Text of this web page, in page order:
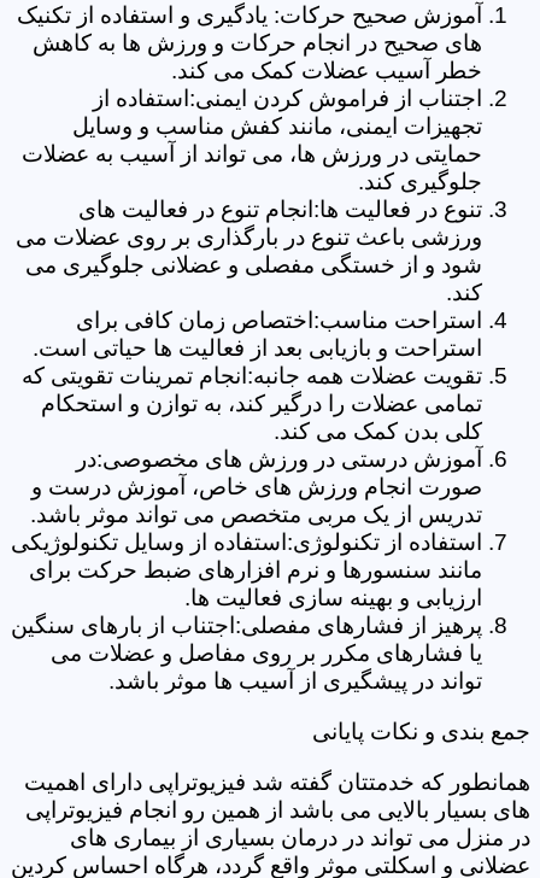
آموزش صحیح حرکات: یادگیری و استفاده از تکنیک
های صحیح در انجام حرکات و ورزش ها به کاهش
خطر آسیب عضلات کمک می کند.
اجتناب از فراموش کردن ایمنی:استفاده از
تجهیزات ایمنی، مانند کفش مناسب و وسایل
حمایتی در ورزش ها، می تواند از آسیب به عضلات
جلوگیری کند.
تنوع در فعالیت ها:انجام تنوع در فعالیت های
ورزشی باعث تنوع در بارگذاری بر روی عضلات می
شود و از خستگی مفصلی و عضلانی جلوگیری می
کند.
استراحت مناسب:اختصاص زمان کافی برای
استراحت و بازیابی بعد از فعالیت ها حیاتی است.
تقویت عضلات همه جانبه:انجام تمرینات تقویتی که
تمامی عضلات را درگیر کند، به توازن و استحکام
کلی بدن کمک می کند.
آموزش درستی در ورزش های مخصوصی:در
صورت انجام ورزش های خاص، آموزش درست و
تدریس از یک مربی متخصص می تواند موثر باشد.
استفاده از تکنولوژی:استفاده از وسایل تکنولوژیکی
مانند سنسورها و نرم افزارهای ضبط حرکت برای
ارزیابی و بهینه سازی فعالیت ها.
پرهیز از فشارهای مفصلی:اجتناب از بارهای سنگین
یا فشارهای مکرر بر روی مفاصل و عضلات می
تواند در پیشگیری از آسیب ها موثر باشد.
جمع بندی و نکات پایانی
همانطور که خدمتتان گفته شد فیزیوتراپی دارای اهمیت
های بسیار بالایی می باشد از همین رو انجام فیزیوتراپی
در منزل می تواند در درمان بسیاری از بیماری های
عضلانی و اسکلتی موثر واقع گردد، هرگاه احساس کردین